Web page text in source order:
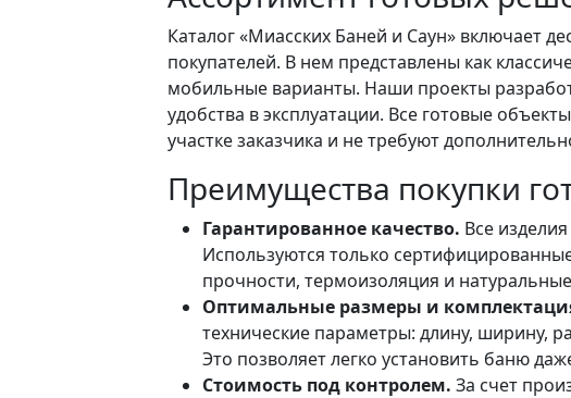
Каталог «Миасских Баней и Саун» включает
покупателей. В нем представлены как
мобильные варианты. Наши проекты
удобства в эксплуатации. Все готовые
участке заказчика и не требуют
Преимущества покупки
Гарантированное качество. Все
Используются только
прочности, термоизоляция и
Оптимальные размеры и
технические параметры: длину, ширину,
Это позволяет легко установить баню
Стоимость под контролем. За счет